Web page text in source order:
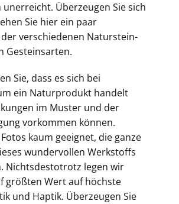
Überzeugen Sie sich
Sie hier ein paar
verschiedenen Naturstein-
Gesteinsarten.
Sie, dass es sich bei
ein Naturprodukt handelt
im Muster und der
vorkommen können.
kaum geeignet, die ganze
wundervollen Werkstoffs
Nichtsdestotrotz legen wir
größten Wert auf höchste
und Haptik. Überzeugen Sie